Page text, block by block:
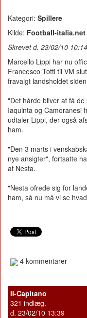
Kategori: Spillere
Kilde: Football-italia.net
Skrevet d. 23/02/10
Marcello Lippi har nu
Francesco Totti til VM
fravalgt landsholdet
"Det hårde bliver at få
Iaquinta og Camoranesi
udtaler Lippi, der også
ham.
"Den 3 marts i
nye ansigter", fortsatte
af Nesta.
"Nesta ofrede sig for
ham, så nu må vi se
4 kommentarer
II-Capitano
321 indlæg.
d. 23/02/10 13:39